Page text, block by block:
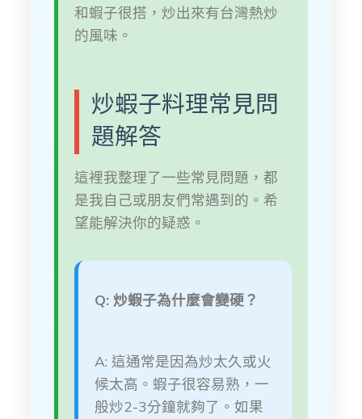
和蝦子很搭，炒出來有台灣熱炒
的風味。
炒蝦子料理常見問
題解答
這裡我整理了一些常見問題，都
是我自己或朋友們常遇到的。希
望能解決你的疑惑。
Q: 炒蝦子為什麼會變硬？
A: 這通常是因為炒太久或火
候太高。蝦子很容易熟，一
般炒2-3分鐘就夠了。如果